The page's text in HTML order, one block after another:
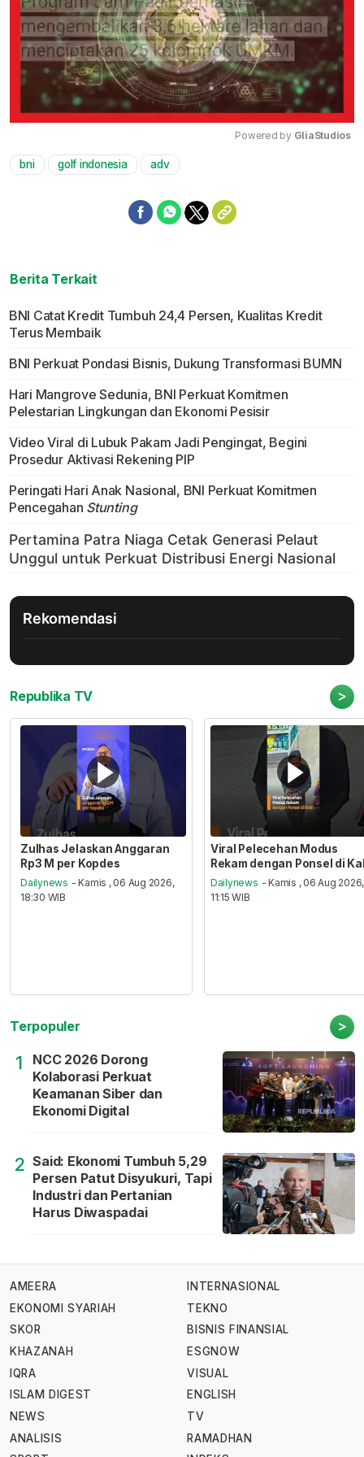
Powered by GliaStudios
bni golf indonesia adv
Berita Terkait
BNI Catat Kredit Tumbuh 24,4 Persen, Kualitas Kredit
Terus Membaik
BNI Perkuat Pondasi Bisnis, Dukung Transformasi BUMN
Hari Mangrove Sedunia, BNI Perkuat Komitmen
Pelestarian Lingkungan dan Ekonomi Pesisir
Video Viral di Lubuk Pakam Jadi Pengingat, Begini
Prosedur Aktivasi Rekening PIP
Peringati Hari Anak Nasional, BNI Perkuat Komitmen
Pencegahan Stunting
Rekomendasi
Republika TV >
Zulhas Jelaskan Anggaran
Rp3 M per Kopdes
Dailynews - Kamis , 06 Aug 2026,
18:30 WIB
Viral Pelecehan Modus
Rekam dengan Ponsel di
Dailynews - Kamis , 06 Aug 2026,
11:15 WIB
Terpopuler >
1
NCC 2026 Dorong
Kolaborasi Perkuat
Keamanan Siber dan
Ekonomi Digital
2 Said: Ekonomi Tumbuh 5,29
Persen Patut Disyukuri, Tapi
Industri dan Pertanian
Harus Diwaspadai
AMEERA
EKONOMI SYARIAH
SKOR
KHAZANAH
IQRA
ISLAM DIGEST
NEWS
ANALISIS
INTERNASIONAL
TEKNO
BISNIS FINANSIAL
ESGNOW
VISUAL
ENGLISH
TV
RAMADHAN